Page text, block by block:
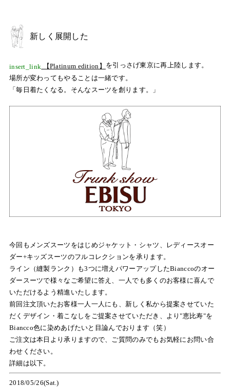
新しく展開した
insert_link 【Platinum edition】 を引っさげ東京に再上陸します。
場所が変わってもやることは一緒です。
「毎日着たくなる。そんなスーツを創ります。」
今回もメンズスーツをはじめジャケット・シャツ、レディースオー
ダー+キッズスーツのフルコレクションを承ります。
ライン（縫製ランク）も3つに増えパワーアップしたBianccoのオー
ダースーツで様々なご希望に答え、一人でも多くのお客様に喜んで
いただけるよう精進いたします。
前回注文頂いたお客様一人一人にも、新しく私から提案させていた
だくデザイン・着こなしをご提案させていただき、より"恵比寿"を
Biancco色に染めあげたいと目論んでおります（笑）
ご注文は本日より承りますので、ご質問のみでもお気軽にお問い合
わせください。
詳細は以下。
2018/05/26(Sat.)